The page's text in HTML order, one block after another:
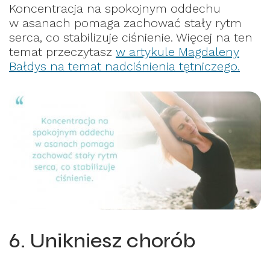
Koncentracja na spokojnym oddechu
w asanach pomaga zachować stały rytm
serca, co stabilizuje ciśnienie. Więcej na ten
temat przeczytasz w artykule Magdaleny
Bałdys na temat nadciśnienia tętniczego.
6. Unikniesz chorób